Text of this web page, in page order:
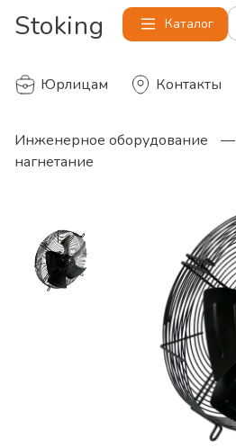
Stoking Каталог
Юрлицам Контакты
Инженерное оборудование —
нагнетание